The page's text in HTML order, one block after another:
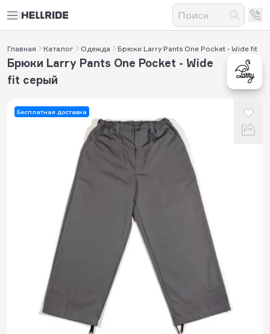
Главная Каталог Одежда Брюки Larry Pants One Pocket - Wide fit
Бесплатная доставка
Брюки Larry Pants One Pocket - Wide
fit серый